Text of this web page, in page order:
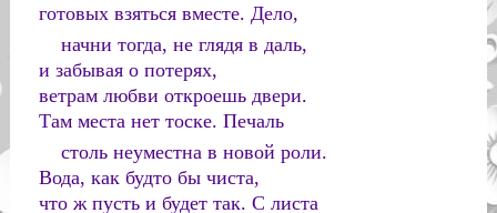
готовых взяться вместе. Дело,
начни тогда, не глядя в даль,
и забывая о потерях,
ветрам любви откроешь двери.
Там места нет тоске. Печаль
столь неуместна в новой роли.
Вода, как будто бы чиста,
что ж пусть и будет так. С листа